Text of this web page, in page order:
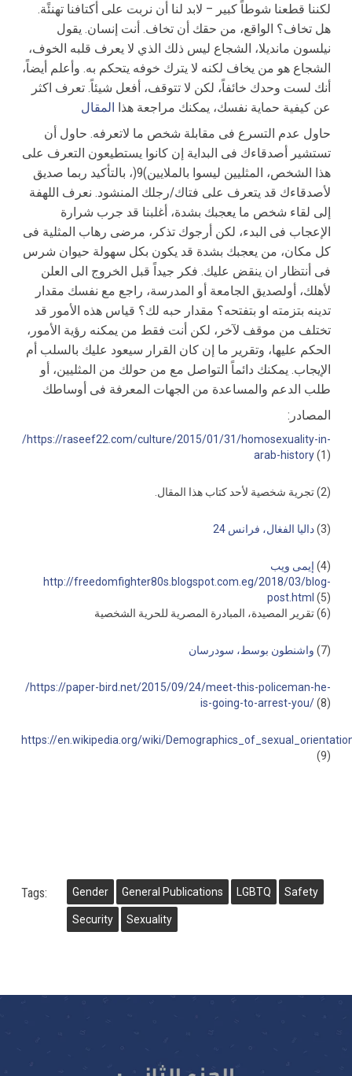
لكننا قطعنا شوطاً كبیر – لابد لنا أن نربت على أكتافنا تهنئًة.
هل تخاف؟ الواقع، من حقك أن تخاف. أنت إنسان. یقول
نیلسون ماندیلا، الشجاع لیس ذلك الذي لا یعرف قلبه الخوف،
الشجاع هو من یخاف لكنه لا یترك خوفه یتحكم به. وأعلم أیضاً،
أنك لست وحدك خائفاً، لكن لا تتوقف، أفعل شیئاً. تعرف اكثر
عن كیفیة حمایة نفسك، یمكنك مراجعة هذا المقال
حاول عدم التسرع فى مقابلة شخص ما لاتعرفه. حاول أن
تستشیر أصدقاءك فى البدایة إن كانوا یستطیعون التعرف على
هذا الشخص، المثلیین لیسوا بالملایین)9(، بالتأكید ربما صدیق
لأصدقاءك قد یتعرف على فتاك/رجلك المنشود. نعرف اللهفة
إلى لقاء شخص ما یعجبك بشدة، أغلبنا قد جرب شرارة
الإعجاب فى البدء، لكن أرجوك تذكر، مرضى رهاب المثلیة فى
كل مكان، من یعجبك بشدة قد یكون بكل سهولة حیوان شرس
فى أنتظار ان ینقض علیك. فكر جیداً قبل الخروج الى العلن
لأهلك، أولصدیق الجامعة أو المدرسة، راجع مع نفسك مقدار
تدینه بتزمته او بتفتحه؟ مقدار حبه لك؟ قیاس هذه الأمور قد
تختلف من موقف لآخر، لكن أنت فقط من یمكنه رؤیة الأمور،
الحكم علیها، وتقریر ما إن كان القرار سیعود علیك بالسلب أم
الإیجاب. یمكنك دائماً التواصل مع من حولك من المثلیین، أو
طلب الدعم والمساعدة من الجهات المعرفة فى أوساطك
:المصادر
/https://raseef22.com/culture/2015/01/31/homosexuality-in-
arab-history(1)
(2) تجریة شخصیة لأحد كتاب هذا المقال.
(3) دالیا الفغال، فرانس 24
(4)
إیمى ویب
http://freedomfighter80s.blogspot.com.eg/2018/03/blog-
post.html (5)
(6) تقریر المصیدة، المبادرة المصریة للحریة الشخصیة
(7) واشنطون بوسط، سودرسان
/https://paper-bird.net/2015/09/24/meet-this-policeman-he-
is-going-to-arrest-you/(8)
https://en.wikipedia.org/wiki/
(9)
Tags: Gender General Publications LGBTQ Safety
Security Sexuality